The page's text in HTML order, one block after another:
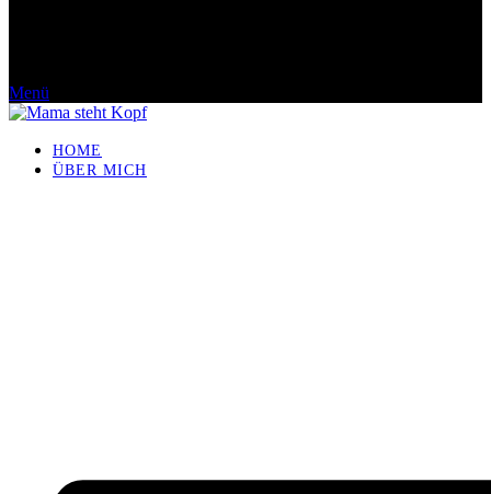
Menü
HOME
ÜBER MICH